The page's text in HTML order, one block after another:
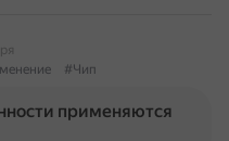
#Чип
применяются